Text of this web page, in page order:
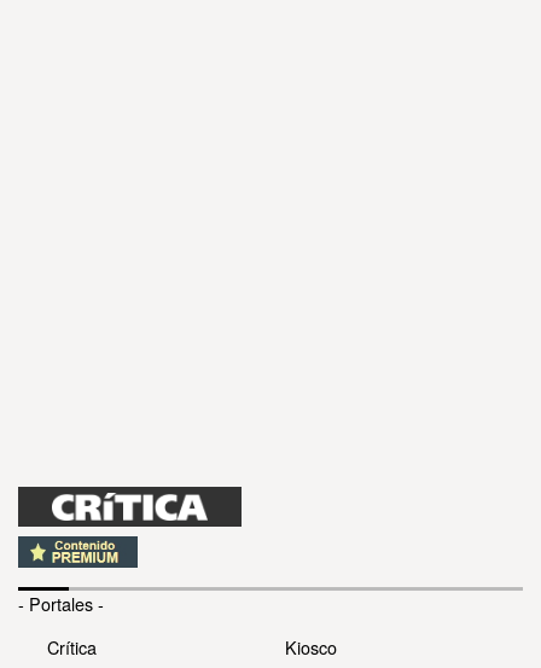
- Portales -
Crítica
Kiosco